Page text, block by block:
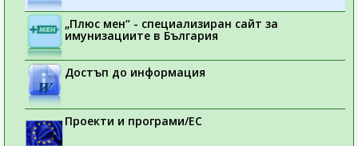
„Плюс мен“ - специализиран сайт за
имунизациите в България
Достъп до информация
Проекти и програми/ЕС